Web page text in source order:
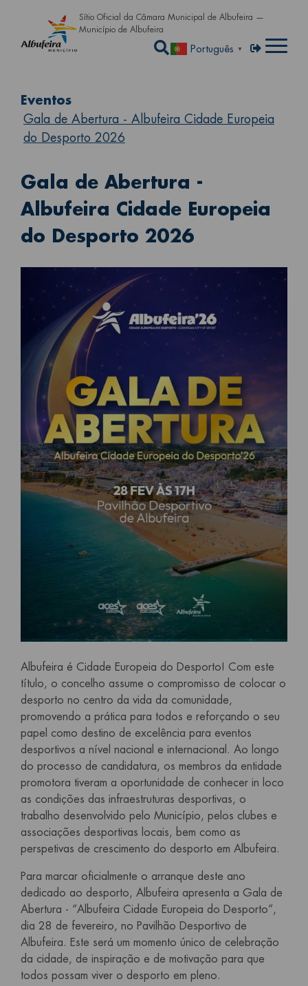
Passar para o conteúdo
Sítio Oficial da Câmara Municipal de Albufeira —
Município de Albufeira
Abrir a caixa de
Português ▼ Menu de
Entrar
Eventos
Gala de Abertura - Albufeira Cidade Europeia
do Desporto 2026
Gala de Abertura -
Albufeira Cidade Europeia
do Desporto 2026
Albufeira é Cidade Europeia do Desporto! Com este
título, o concelho assume o compromisso de colocar o
desporto no centro da vida da comunidade,
promovendo a prática para todos e reforçando o seu
papel como destino de excelência para eventos
desportivos a nível nacional e internacional. Ao longo
do processo de candidatura, os membros da entidade
promotora tiveram a oportunidade de conhecer in loco
as condições das infraestruturas desportivas, o
trabalho desenvolvido pelo Município, pelos clubes e
associações desportivas locais, bem como as
perspetivas de crescimento do desporto em Albufeira.
Para marcar oficialmente o arranque deste ano
dedicado ao desporto, Albufeira apresenta a Gala de
Abertura - “Albufeira Cidade Europeia do Desporto”,
dia 28 de fevereiro, no Pavilhão Desportivo de
Albufeira. Este será um momento único de celebração
da cidade, de inspiração e de motivação para que
todos possam viver o desporto em pleno.